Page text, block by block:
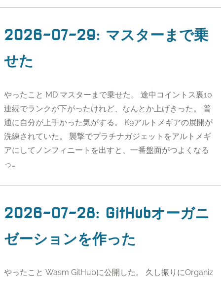
2026-07-29: マスターまで乗
せた
やったこと MD マスターまで乗せた。 途中コイントス裏10
連続でランクが下がったけれど、なんとか上げきった。 普
通に自分が上手かった気がする。 K9アルトメギアの展開が
洗練されていた。 襲撃でプラチナガジェットをアルトメギ
アにしてノンフィニートを出すと、一番盤面がつよくなる
っ…
2026-07-28: GitHubオーガニ
ゼーションを作った
やったこと Wasm GitHubに公開した。 久し振りにOrganiz